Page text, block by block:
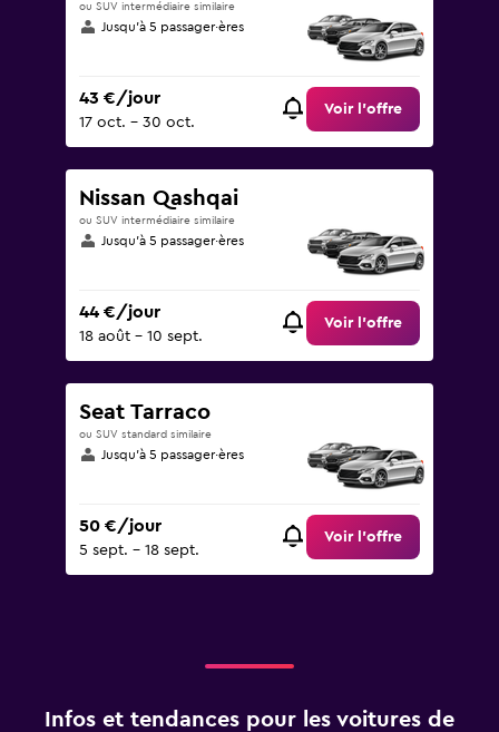
ou SUV intermédiaire similaire
Jusqu’à 5 passager·ères
43 €/jour
17 oct. - 30 oct.
Voir l’offre
Nissan Qashqai
ou SUV intermédiaire similaire
Jusqu’à 5 passager·ères
44 €/jour
18 août - 10 sept.
Voir l’offre
Seat Tarraco
ou SUV standard similaire
Jusqu’à 5 passager·ères
50 €/jour
5 sept. - 18 sept.
Voir l’offre
Infos et tendances pour les voitures de